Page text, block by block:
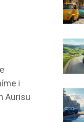
i
Aurisu